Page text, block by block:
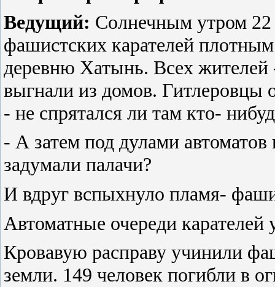
Ведущий: Солнечным утром 22
фашистских карателей
деревню Хатынь. Всех
выгнали из домов. Гитлеровцы
- не спрятался ли там кто-
- А затем под дулами
задумали палачи?
И вдруг вспыхнуло пламя-
Автоматные очереди
Кровавую расправу учинили
земли. 149 человек погибли в